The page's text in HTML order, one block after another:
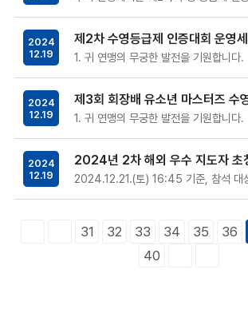
2024
12.19
제2차 수영등급제 인증대회 운영
2024
12.19
2024
12.19
31 32 33 34 35 36
40